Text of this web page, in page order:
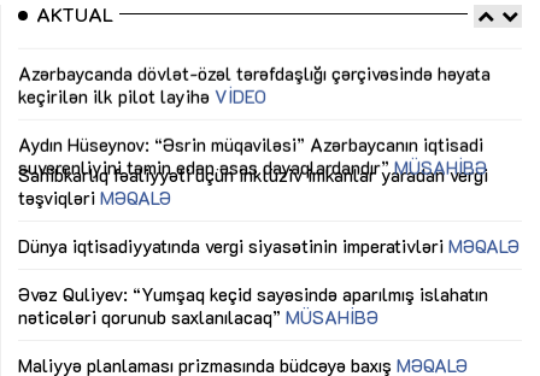
AKTUAL
təşviqləriMƏQALƏ
Əvəz Quliyev: “Yumşaq keçid sayəsində aparılmış islahatın
nəticələri qorunub saxlanılacaq”
Maliyyə planlaması prizmasında büdcəyə baxışMƏQALƏ
Gülminə Məlikzadə: “Azərbaycan Bacarıqlar Akseleratoru”
ixtisaslaşmış kadrların hazırlanmasını hədəfləyir”